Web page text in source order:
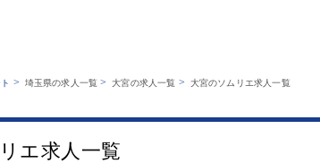
業種から探す
職種から探す
キャバクラボーイルートとは？
サイトマップ
> 埼玉県の求人一覧 >大宮の求人一覧 > 大宮のソムリエ求人一覧
エ求人一覧
上野 六本木 池袋
千葉中央